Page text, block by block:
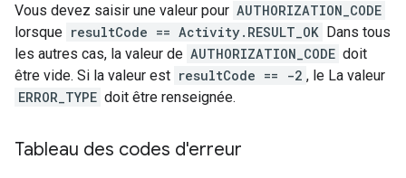
Vous devez saisir une valeur pour AUTHORIZATION_CODE
lorsque resultCode == Activity.RESULT_OK Dans tous
les autres cas, la valeur de AUTHORIZATION_CODE doit
être vide. Si la valeur est resultCode == -2 , le La valeur
ERROR_TYPE doit être renseignée.
Tableau des codes d'erreur